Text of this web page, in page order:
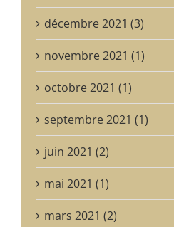
décembre 2021 (3)
novembre 2021 (1)
octobre 2021 (1)
septembre 2021 (1)
juin 2021 (2)
mai 2021 (1)
mars 2021 (2)